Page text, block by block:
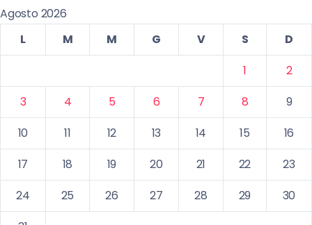
Agosto 2026
L
M M G V S
D
1
2
3
4 5 6 7 8
9
10
11 12 13 14 15
16
17
18 19 20 21 22
23
24
25 26 27 28 29
30